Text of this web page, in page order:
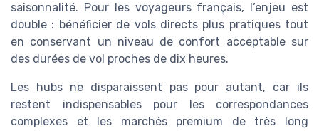
saisonnalité. Pour les voyageurs français, l’enjeu est
double : bénéficier de vols directs plus pratiques tout
en conservant un niveau de confort acceptable sur
des durées de vol proches de dix heures.
Les hubs ne disparaissent pas pour autant, car ils
restent indispensables pour les correspondances
complexes et les marchés premium de très long